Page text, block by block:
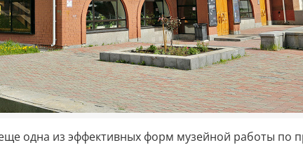
одна из эффективных форм музейной работы по